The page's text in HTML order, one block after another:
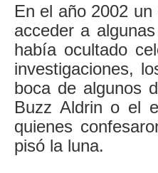
En el año 2002
acceder a
había ocultado
investigaciones,
boca de algunos
Buzz Aldrin o el
quienes
pisó la luna.